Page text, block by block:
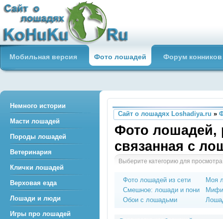
Сайт о лошадях loshadiya.ru
Приветствуем всех любителей
лошадей и конного спорта!
Мобильная версия Фото лошадей Форум конников
Сайт о лошадях Loshadiya.ru »
Фото лошадей,
связанная с
Выберите категорию для
Фото лошадей из сети
Смешное: лошади и пони
Обои с лошадьми
Моя
Немного истории
Масти лошадей
Породы лошадей
Ветеринария
Клички лошадей
Верховая езда
Лошади и люди
Игры про лошадей